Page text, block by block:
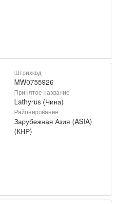
Штрихкод
MW0755926
Принятое название
Lathyrus (Чина)
Районирование
Зарубежная Азия (ASIA)
(КНР)